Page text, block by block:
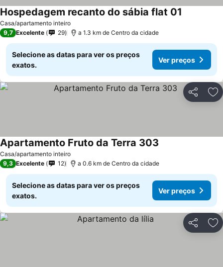
Casa/apartamento inteiro
Hospedagem recanto do sábia flat 01
9,7 Excelente 29 a 1.3 km de Centro da cidade
Selecione as datas para ver os preços
exatos.
Ver preços
Partilhar
Casa/apartamento inteiro
Apartamento Fruto da Terra 303
9,3 Excelente 12 a 0.6 km de Centro da cidade
Selecione as datas para ver os preços
exatos.
Ver preços
Partilhar